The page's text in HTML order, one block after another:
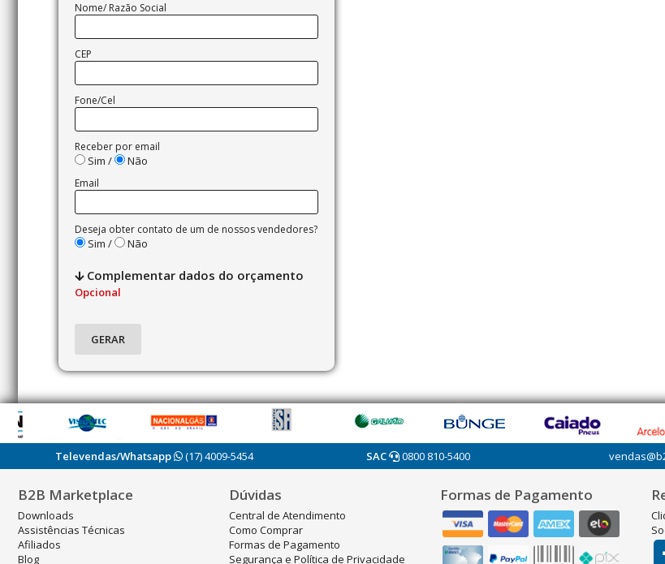
Nome/ Razão Social
CEP
Fone/Cel
Receber por email
Sim / Não
Email
Deseja obter contato de um de nossos vendedores?
Sim / Não
Complementar dados do orçamento
Opcional
Televendas/Whatsapp (17) 4009-5454 SAC 0800 810-5400
B2B Marketplace
Downloads
Assistências Técnicas
Afiliados
Blog
Dúvidas
Central de Atendimento
Como Comprar
Formas de Pagamento
Segurança e Política de Privacidade
Formas de Pagamento